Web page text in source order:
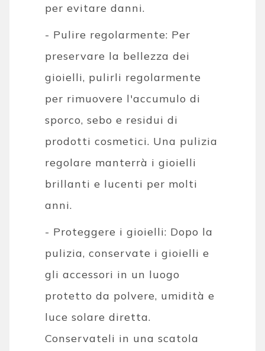
per evitare danni.
- Pulire regolarmente: Per
preservare la bellezza dei
gioielli, pulirli regolarmente
per rimuovere l'accumulo di
sporco, sebo e residui di
prodotti cosmetici. Una pulizia
regolare manterrà i gioielli
brillanti e lucenti per molti
anni.
- Proteggere i gioielli: Dopo la
pulizia, conservate i gioielli e
gli accessori in un luogo
protetto da polvere, umidità e
luce solare diretta.
Conservateli in una scatola